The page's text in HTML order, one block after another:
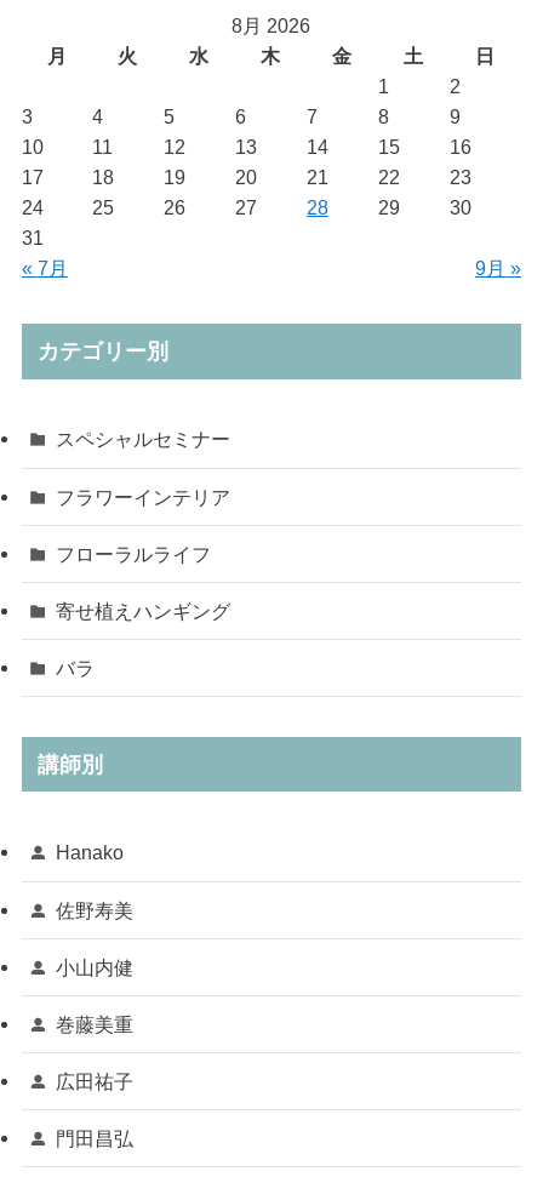
8月 2026
月
火 水 木 金 土
日
1
2
3
4 5 6 7 8
9
10
11 12 13 14 15
16
17
18 19 20 21 22
23
24
25 26 27 28 29
30
31
« 7月
9月 »
カテゴリー別
スペシャルセミナー
フラワーインテリア
フローラルライフ
寄せ植えハンギング
バラ
講師別
Hanako
佐野寿美
小山内健
巻藤美重
広田祐子
門田昌弘